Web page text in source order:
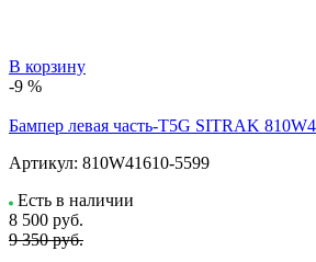
В корзину
-9 %
Бампер левая часть-T5G SITRAK
Артикул: 810W41610-5599
Есть в наличии
8 500 руб.
9 350 руб.